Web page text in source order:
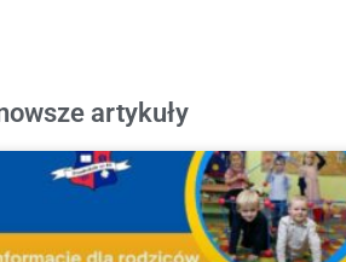
artykuły